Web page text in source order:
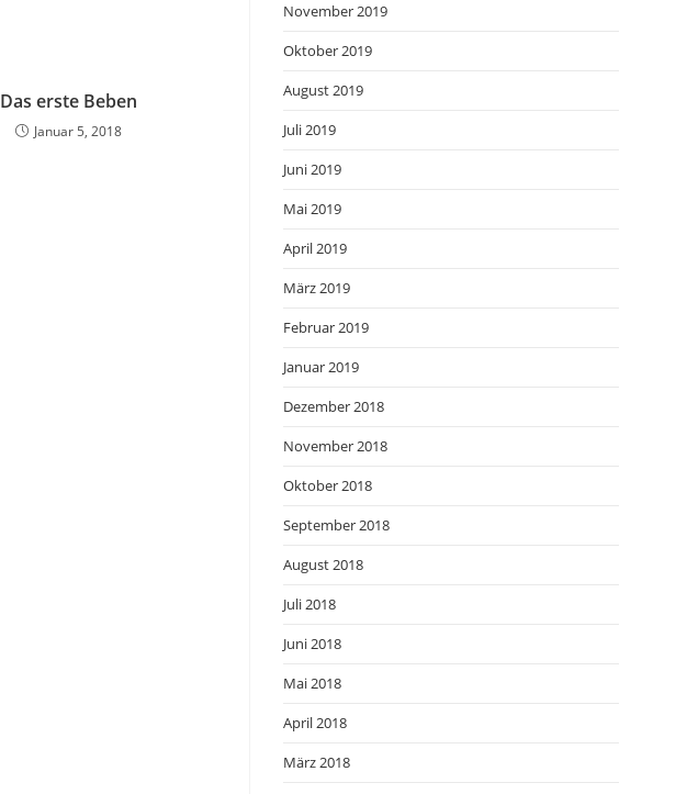
Das erste Beben
Januar 5, 2018
November 2019
Oktober 2019
August 2019
Juli 2019
Juni 2019
Mai 2019
April 2019
März 2019
Februar 2019
Januar 2019
Dezember 2018
November 2018
Oktober 2018
September 2018
August 2018
Juli 2018
Juni 2018
Mai 2018
April 2018
März 2018